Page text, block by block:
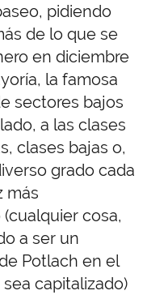
pidiendo
de lo que se
en diciembre
la famosa
sectores bajos
a las clases
clases bajas o,
grado cada
más
cosa,
a ser un
Potlach en el
capitalizado)